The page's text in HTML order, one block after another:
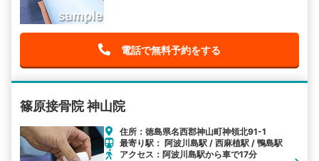
電話で無料予約をする
篠原接骨院 神山院
住所：徳島県名西郡神山町神領北91-1
最寄り駅： 阿波川島駅 / 西麻植駅 / 鴨島駅
アクセス：阿波川島駅から車で17分